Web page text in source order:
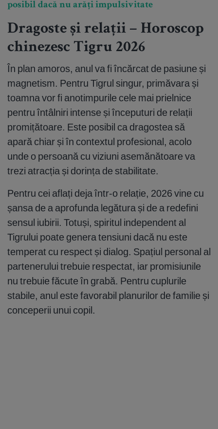
posibil dacă nu arăți impulsivitate
Dragoste și relații – Horoscop
chinezesc Tigru 2026
În plan amoros, anul va fi încărcat de pasiune și
magnetism. Pentru Tigrul singur, primăvara și
toamna vor fi anotimpurile cele mai prielnice
pentru întâlniri intense și începuturi de relații
promițătoare. Este posibil ca dragostea să
apară chiar și în contextul profesional, acolo
unde o persoană cu viziuni asemănătoare va
trezi atracția și dorința de stabilitate.
Pentru cei aflați deja într-o relație, 2026 vine cu
șansa de a aprofunda legătura și de a redefini
sensul iubirii. Totuși, spiritul independent al
Tigrului poate genera tensiuni dacă nu este
temperat cu respect și dialog. Spațiul personal al
partenerului trebuie respectat, iar promisiunile
nu trebuie făcute în grabă. Pentru cuplurile
stabile, anul este favorabil planurilor de familie și
conceperii unui copil.